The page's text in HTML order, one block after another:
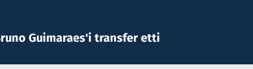
Guimaraes'i transfer etti